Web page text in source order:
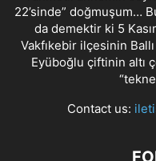
22’sinde” doğmuşum…
da demektir ki 5
Vakfıkebir ilçesinin
Eyüboğlu çiftinin altı
“tekne
Contact us: